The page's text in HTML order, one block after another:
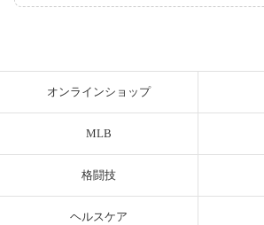
オンラインショップ
MLB
格闘技
ヘルスケア